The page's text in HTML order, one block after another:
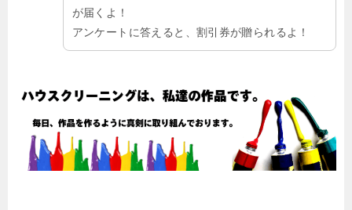
が届くよ！
アンケートに答えると、割引券が贈られるよ！